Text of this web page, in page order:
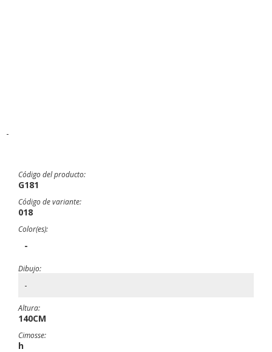
-
Código del producto:
G181
Código de variante:
018
Color(es):
-
Dibujo:
-
Altura:
140CM
Cimosse:
h